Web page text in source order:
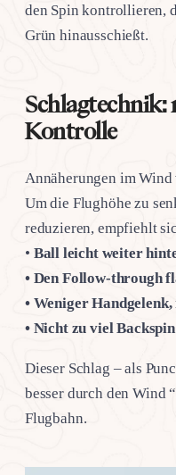
den Spin kontrollieren,
Grün hinausschießt.
Schlagtechnik:
Kontrolle
Annäherungen im
Um die Flughöhe zu
reduzieren, empfiehlt
• Ball leicht weiter
• Den Follow-through
• Weniger
• Nicht zu viel
Dieser Schlag – als
besser durch den Wind
Flugbahn.